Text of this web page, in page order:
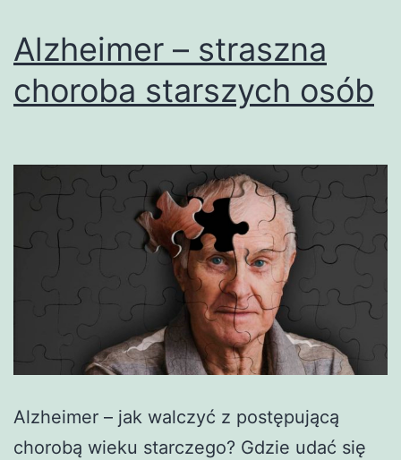
Alzheimer – straszna
choroba starszych osób
Alzheimer – jak walczyć z postępującą
chorobą wieku starczego? Gdzie udać się